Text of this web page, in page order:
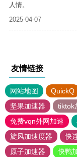
人情。
2025-04-07
友情链接
网站地图 QuickQ
坚果加速器
tiktok
免费vqn外网加速
旋风加速度器
快
原子加速器
快鸭